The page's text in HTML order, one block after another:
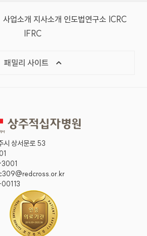
사업소개 지사소개 인도법연구소 ICRC
IFRC
패밀리 사이트
적십자병원
시 상서문로 53